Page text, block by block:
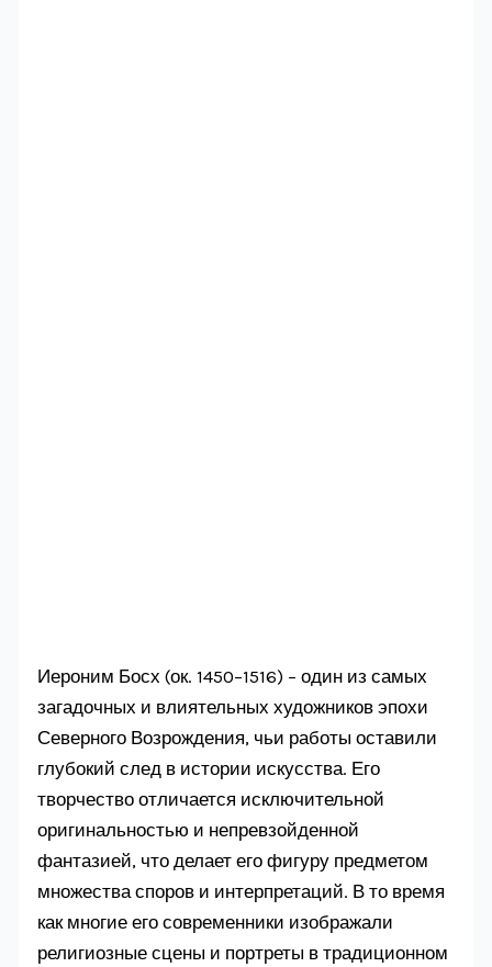
Иероним Босх (ок. 1450–1516) – один из самых
загадочных и влиятельных художников эпохи
Северного Возрождения, чьи работы оставили
глубокий след в истории искусства. Его
творчество отличается исключительной
оригинальностью и непревзойденной
фантазией, что делает его фигуру предметом
множества споров и интерпретаций. В то время
как многие его современники изображали
религиозные сцены и портреты в традиционном